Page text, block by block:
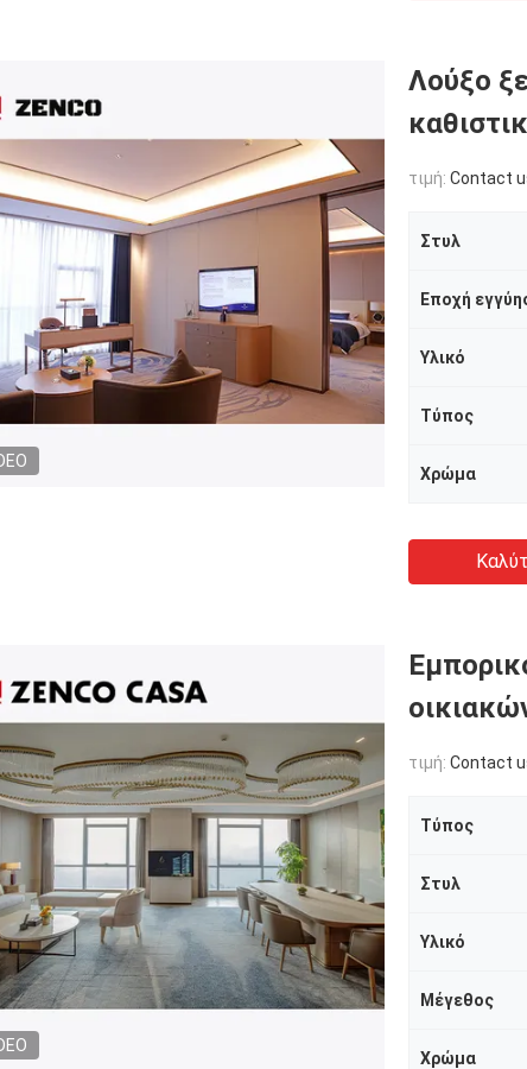
Λούξο
τιμή: Contact
Στυλ
Εποχή
Υλικό
Τύπος
Χρώμα
τιμή: Contact
Τύπος
Στυλ
Υλικό
Μέγεθος
Χρώμα